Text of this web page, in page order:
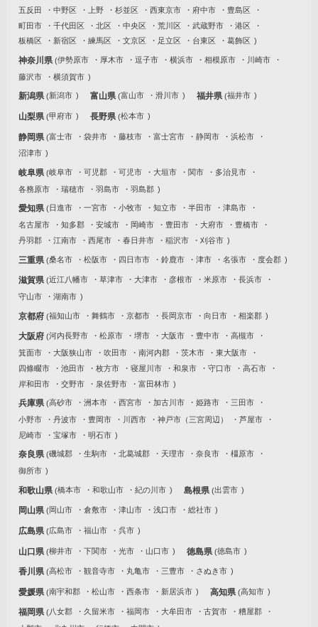
五反田
中野区 上野 杉並区 西東京市 府中市
豊島区
町田市
千代田区 北区 中央区 荒川区 武蔵野市
港区
板橋区
新宿区 練馬区 文京区 足立区 台東区 葛飾区
神奈川県 伊勢原市 厚木市 逗子市 横浜市 相模原市
川崎市
藤沢市
横須賀市
新潟県 新潟市 富山県 富山市 滑川市 福井県 福井市
山梨県 甲府市 長野県 松本市
静岡県 富士市 袋井市 藤枝市 富士宮市 静岡市
浜松市
沼津市
岐阜県 岐阜市 可児郡 可児市 大垣市 関市
多治見市
各務原市
瑞穂市 羽島市 羽島郡
愛知県 日進市 一宮市 小牧市 知立市 半田市
津島市
名古屋市
知多郡 安城市 岡崎市 豊田市 大府市
豊橋市
丹羽郡
江南市 西尾市 春日井市 稲沢市 刈谷市
三重県 桑名市 松阪市 四日市市 鈴鹿市 津市 名張市 度会郡
滋賀県 近江八幡市 草津市 大津市 彦根市 米原市
長浜市
守山市
湖南市
京都府 福知山市 舞鶴市 京都市 長岡京市 向日市 相楽郡
大阪府 河内長野市 松原市 堺市 大阪市 豊中市
高槻市
箕面市
大阪狭山市 吹田市 南河内郡 茨木市
東大阪市
四條畷市
池田市 枚方市 寝屋川市 和泉市 守口市
高石市
岸和田市
交野市 泉佐野市 富田林市
兵庫県 高砂市 洲本市 西宮市 加古川市 姫路市
三田市
小野市
丹波市 豊岡市 川西市 神戸市（三宮周辺）
芦屋市
尼崎市
宝塚市 明石市
奈良県 磯城郡 生駒市 北葛城郡 天理市 奈良市
橿原市
御所市
和歌山県 橋本市 和歌山市 紀の川市 島根県 出雲市
岡山県 岡山市 倉敷市 津山市 浅口市 総社市
広島県 広島市 福山市 呉市
山口県 柳井市 下関市 光市 山口市 徳島県 徳島市
香川県 高松市 観音寺市 丸亀市 三豊市 さぬき市
愛媛県 南宇和郡 松山市 西条市 新居浜市 高知県 高知市
福岡県 八女郡 久留米市 福岡市 大牟田市 古賀市
糟屋郡